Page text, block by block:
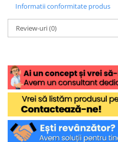
Intră pewww.horeca-trading-
colecția noastră de
coșuri
– Crăciun, Paște, 1-8 Martie – și
Informatii conformitate produs
Review-uri(0)